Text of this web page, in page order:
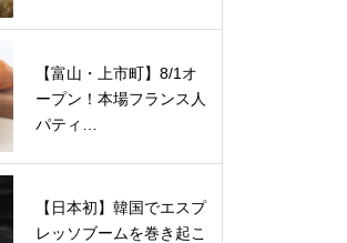
【富山・上市町】8/1オ
ープン！本場フランス人
パティ…
【日本初】韓国でエスプ
レッソブームを巻き起こ